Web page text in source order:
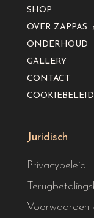
SHOP
OVER ZAPPAS
ONDERHOUD
GALLERY
CONTACT
Juridisch
Privacybeleid
Voorwaarden